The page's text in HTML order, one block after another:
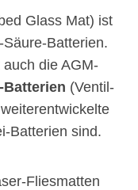
Glass Mat) ist
Batterien.
die AGM-
Batterien (Ventil-
Batterien sind.
Fliesmatten